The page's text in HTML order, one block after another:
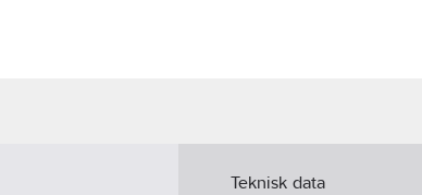
Teknisk data